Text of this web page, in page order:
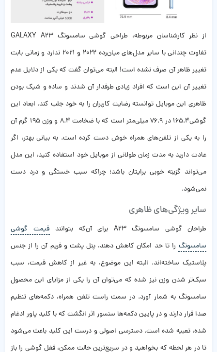
از نظر کارشناسان مربوطه، طراحی گوشی سامسونگ GALAXY A23
تفاوت چندانی با سایر مدل‌های میان‌رده 2022 و 2021 ندارد و زمانی بابت
تغییر ظاهر آن صرف نشده است! البته می‌توان گفت که یکی از دلایل عدم
تغییر آن این است که افراد زیادی طرفدار آن شدند و ساده و شیک بودن
ظاهری این موبایل توانسته رضایت کاربران را به خود جلب کند. ابعاد این
گوشی165.4 در 76.9 میلی‌متر است که با ضخامت 8.4 و وزن 195 گرم آن
را به یکی از تلفن‌های همراه خوش دست کرده است. به بیانی بهتر، اگر
عادت دارید به مدت زمان طولانی از موبایل خود استفاده کنید، این مدل
می‌تواند گزینه خوبی برایتان باشد؛ چراکه سبب خستگی و درد دست
نمی‌شود.
سایر ویژگی‌های ظاهری
طراحان گوشی سامسونگ A23 برای آن‌که بتوانند
قیمت گوشی
سامسونگ را تا حد امکان کاهش دهند، پنل پشت و فریم آن را از جنس
پلاستیک ساخته‌اند. البته این موضوع، به غیر از کاهش قیمت، سبب
سبک‌تر شدن وزن نیز شده که می‌توان آن را یکی از مزایای این محصول
سامسونگ به شمار آورد. در سمت راست تلفن همراه، دکمه‌های تنظیم
صدا قرار دارند و در پایین دکمه‌ها سنسور اثر انگشت که با کلید پاور ادغام
شده، تعبیه شده است. دسترسی اصولی و درست این کلید باعث می‌شود
تا در هر لحظه که بخواهید و در سریع‌ترین حالت ممکن، قفل گوشی را باز